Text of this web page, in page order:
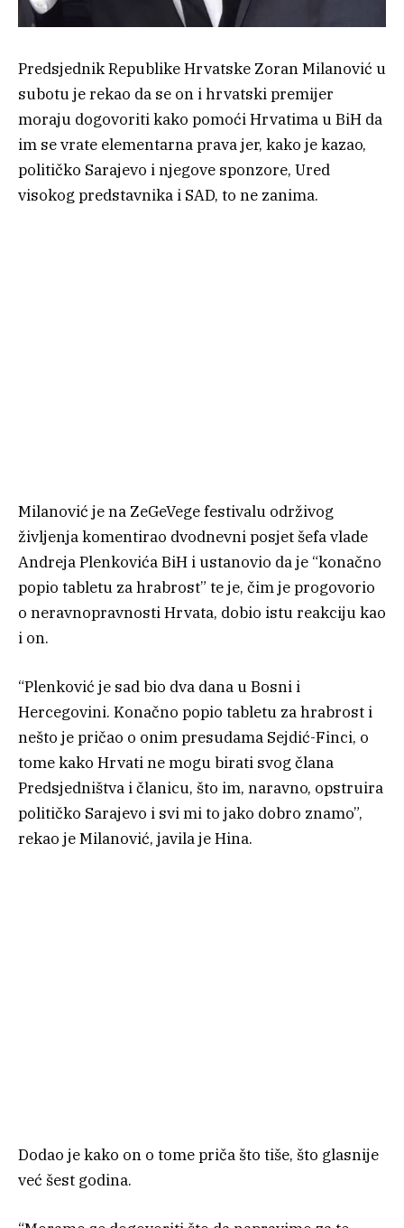
Predsjednik Republike Hrvatske Zoran Milanović u
subotu je rekao da se on i hrvatski premijer
moraju dogovoriti kako pomoći Hrvatima u BiH da
im se vrate elementarna prava jer, kako je kazao,
političko Sarajevo i njegove sponzore, Ured
visokog predstavnika i SAD, to ne zanima.
Milanović je na ZeGeVege festivalu održivog
življenja komentirao dvodnevni posjet šefa vlade
Andreja Plenkovića BiH i ustanovio da je “konačno
popio tabletu za hrabrost” te je, čim je progovorio
o neravnopravnosti Hrvata, dobio istu reakciju kao
i on.
“Plenković je sad bio dva dana u Bosni i
Hercegovini. Konačno popio tabletu za hrabrost i
nešto je pričao o onim presudama Sejdić-Finci, o
tome kako Hrvati ne mogu birati svog člana
Predsjedništva i članicu, što im, naravno, opstruira
političko Sarajevo i svi mi to jako dobro znamo”,
rekao je Milanović, javila je Hina.
Dodao je kako on o tome priča što tiše, što glasnije
već šest godina.